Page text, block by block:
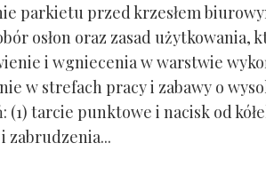
parkietu przed krzesłem
osłon oraz zasad użytkowania,
i wgniecenia w warstwie
w strefach pracy i zabawy o
(1) tarcie punktowe i nacisk od
zabrudzenia...